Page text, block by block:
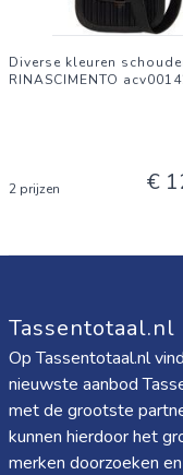
Diverse kleuren
RINASCIMENTO
2 prijzen €
Tassentotaal.nl
Op Tassentotaal.nl
nieuwste aanbod
met de grootste
kunnen hierdoor het
merken doorzoeken